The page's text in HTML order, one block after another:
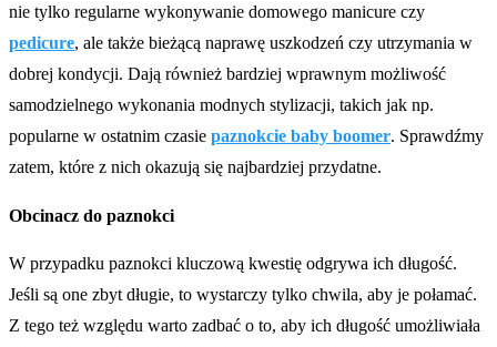
nie tylko regularne wykonywanie domowego manicure czy
pedicure, ale także bieżącą naprawę uszkodzeń czy utrzymania w
dobrej kondycji. Dają również bardziej wprawnym możliwość
samodzielnego wykonania modnych stylizacji, takich jak np.
popularne w ostatnim czasie paznokcie baby boomer. Sprawdźmy
zatem, które z nich okazują się najbardziej przydatne.
Obcinacz do paznokci
W przypadku paznokci kluczową kwestię odgrywa ich długość.
Jeśli są one zbyt długie, to wystarczy tylko chwila, aby je połamać.
Z tego też względu warto zadbać o to, aby ich długość umożliwiała